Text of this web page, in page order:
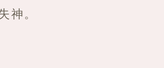
神。